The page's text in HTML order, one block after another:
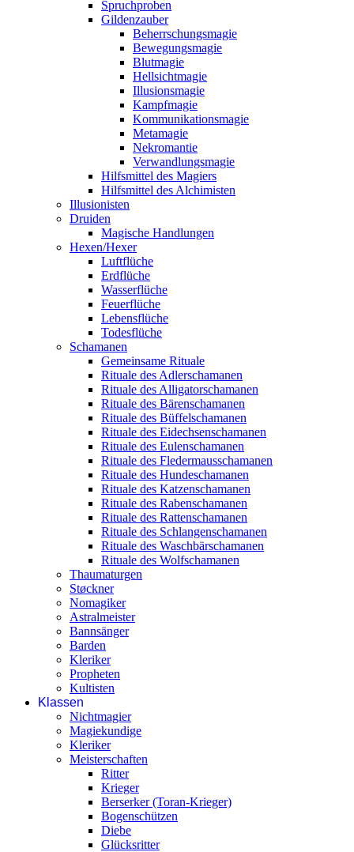
Spruchproben
Gildenzauber
Beherrschungsmagie
Bewegungsmagie
Blutmagie
Hellsichtmagie
Illusionsmagie
Kampfmagie
Kommunikationsmagie
Metamagie
Nekromantie
Verwandlungsmagie
Hilfsmittel des Magiers
Hilfsmittel des Alchimisten
Illusionisten
Druiden
Magische Handlungen
Hexen/Hexer
Luftflüche
Erdflüche
Wasserflüche
Feuerflüche
Lebensflüche
Todesflüche
Schamanen
Gemeinsame Rituale
Rituale des Adlerschamanen
Rituale des Alligatorschamanen
Rituale des Bärenschamanen
Rituale des Büffelschamanen
Rituale des Eidechsenschamanen
Rituale des Eulenschamanen
Rituale des Fledermausschamanen
Rituale des Hundeschamanen
Rituale des Katzenschamanen
Rituale des Rabenschamanen
Rituale des Rattenschamanen
Rituale des Schlangenschamanen
Rituale des Waschbärschamanen
Rituale des Wolfschamanen
Thaumaturgen
Støckner
Nomagiker
Astralmeister
Bannsänger
Barden
Kleriker
Propheten
Kultisten
Klassen
Nichtmagier
Magiekundige
Kleriker
Meisterschaften
Ritter
Krieger
Berserker (Toran-Krieger)
Bogenschützen
Diebe
Glücksritter